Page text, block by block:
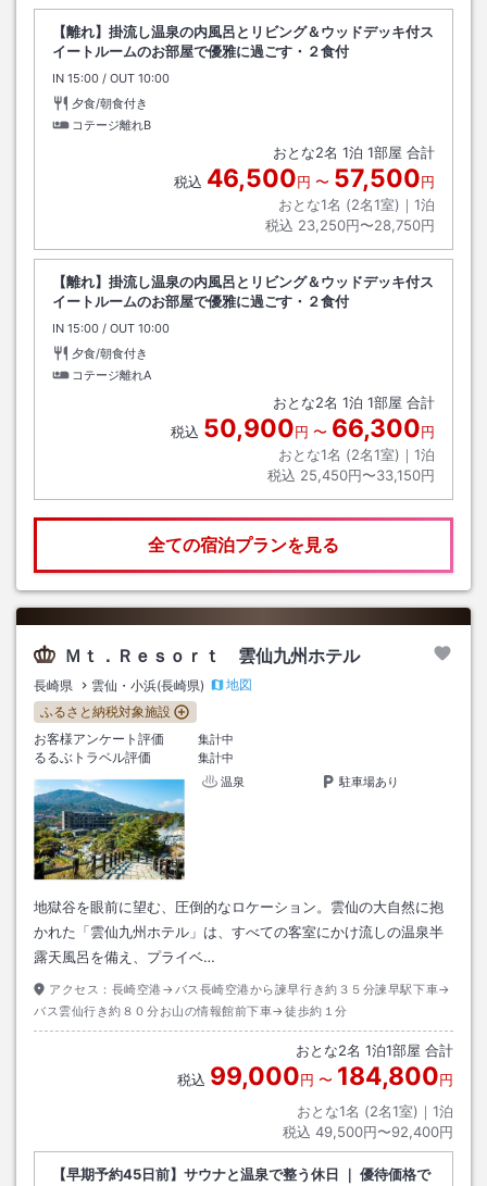
【離れ】掛流し温泉の内風呂とリビング＆ウッドデッキ付ス
イートルームのお部屋で優雅に過ごす・２食付
IN チェックイン
15:00 / OUT チェックアウト
10:00
夕食/朝食付き
コテージ離れB
おとな2名 1泊 1部屋 合計
税込 46,500円 〜 57,500円
おとな1名 (2名1室)｜ 1泊
税込 23,250円〜28,750円
【離れ】掛流し温泉の内風呂とリビング＆ウッドデッキ付ス
イートルームのお部屋で優雅に過ごす・２食付
IN チェックイン
15:00 / OUT チェックアウト
10:00
夕食/朝食付き
コテージ離れA
おとな2名 1泊 1部屋 合計
税込 50,900円 〜 66,300円
おとな1名 (2名1室)｜ 1泊
税込 25,450円〜33,150円
全ての宿泊プランを見る
Ｍｔ．Ｒｅｓｏｒｔ 雲仙九州ホテル
長崎県 雲仙・小浜(長崎県)
地図
ふるさと納税対象施設
お客様アンケート評価
集計中
るるぶトラベル評価
集計中
温泉
駐車場あり
地獄谷を眼前に望む、圧倒的なロケーション。雲仙の大自然に抱
かれた「雲仙九州ホテル」は、すべての客室にかけ流しの温泉半
露天風呂を備え、プライベ…
アクセス： 長崎空港→バス長崎空港から諫早行き約３５分諫早駅下車→
バス雲仙行き約８０分お山の情報館前下車→徒歩約１分
おとな2名 1泊1部屋 合計
税込 99,000円 〜 184,800円
おとな1名 (2名1室)｜ 1泊
税込 49,500円〜92,400円
【早期予約45日前】サウナと温泉で整う休日 ｜ 優待価格で